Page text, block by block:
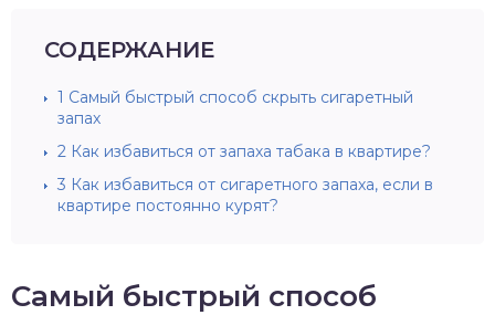
СОДЕРЖАНИЕ
1 Самый быстрый способ скрыть сигаретный
запах
2 Как избавиться от запаха табака в квартире?
3 Как избавиться от сигаретного запаха, если в
квартире постоянно курят?
Самый быстрый способ